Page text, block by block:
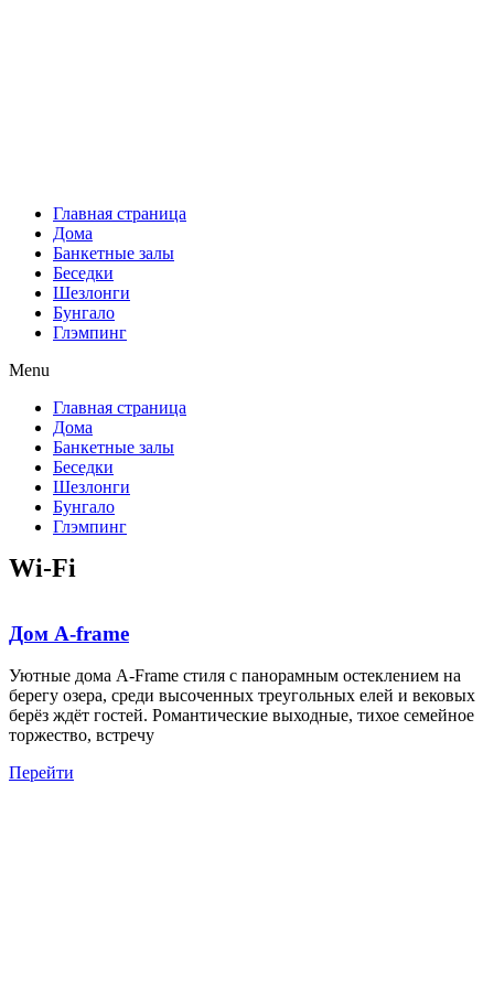
Главная страница
Дома
Банкетные залы
Беседки
Шезлонги
Бунгало
Глэмпинг
Menu
Главная страница
Дома
Банкетные залы
Беседки
Шезлонги
Бунгало
Глэмпинг
Wi-Fi
Дом A-frame
Уютные дома A-Frame стиля с панорамным остеклением на
берегу озера, среди высоченных треугольных елей и вековых
берёз ждёт гостей. Романтические выходные, тихое семейное
торжество, встречу
Перейти